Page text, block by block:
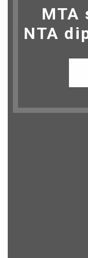
MTA
NTA